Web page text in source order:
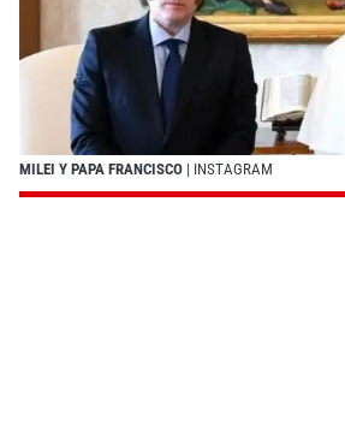
MILEI Y PAPA FRANCISCO | INSTAGRAM